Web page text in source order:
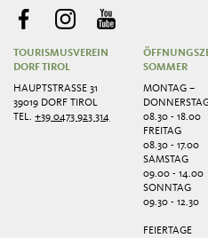
TOURISMUSVEREIN
DORF TIROL
HAUPTSTRASSE 31
39019 DORF TIROL
TEL.+39 0473 923 314
SOMMER
MONTAG –
08.30 - 18.00
FREITAG
08.30 - 17.00
SAMSTAG
09.00 - 14.00
SONNTAG
09.30 - 12.30
FEIERTAGE